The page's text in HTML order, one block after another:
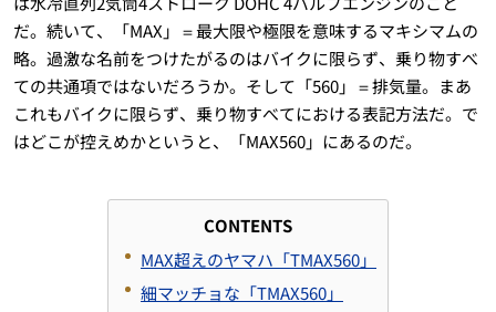
だ。続いて、「MAX」＝最大限や極限を意味するマキシマムの
略。過激な名前をつけたがるのはバイクに限らず、乗り物すべ
ての共通項ではないだろうか。そして「560」＝排気量。まあ
これもバイクに限らず、乗り物すべてにおける表記方法だ。で
はどこが控えめかというと、「MAX560」にあるのだ。
CONTENTS
MAX超えのヤマハ「TMAX560」
細マッチョな「TMAX560」